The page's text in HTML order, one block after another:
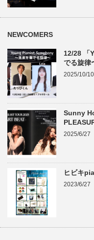
NEWCOMERS
12/28 「
でる旋律
2025/10/10
Sunny
2025/6/27
ヒビキ
2023/6/27